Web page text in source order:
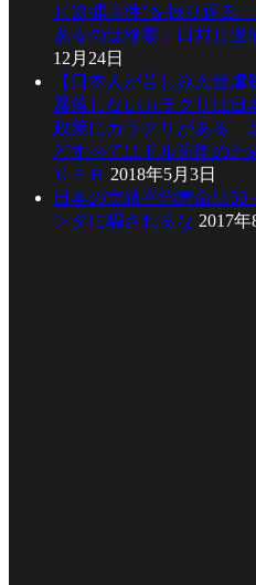
じ逮捕事件”を振り返る
あるのは検察」口封じ逮
12月24日
【日本人が苦しみ大量
暴落しないカラクリは日
政策にカラクリがある
どすべてはドル防衛のた
ＣＦＲ 2018年5月3日
日本の実績平均寿命は
ンダに騙されるな 2017年